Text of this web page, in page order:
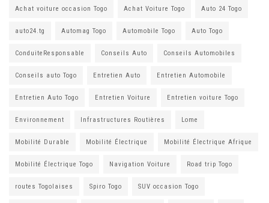
Achat voiture occasion Togo Achat Voiture Togo Auto 24 Togo
auto24.tg Automag Togo Automobile Togo Auto Togo
ConduiteResponsable Conseils Auto Conseils Automobiles
Conseils auto Togo Entretien Auto Entretien Automobile
Entretien Auto Togo Entretien Voiture Entretien voiture Togo
Environnement Infrastructures Routières Lome
Mobilité Durable Mobilité Électrique Mobilité Électrique Afrique
Mobilité Électrique Togo Navigation Voiture Road trip Togo
routes Togolaises Spiro Togo SUV occasion Togo